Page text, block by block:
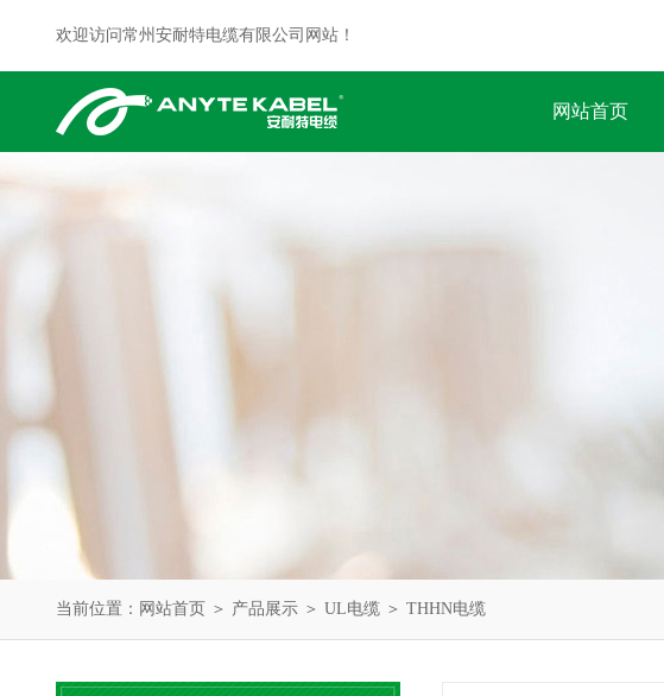
欢迎访问常州安耐特电缆有限公司网站！
网站首页
当前位置： 网站首页 ＞ 产品展示 ＞ UL电缆 ＞ THHN电缆